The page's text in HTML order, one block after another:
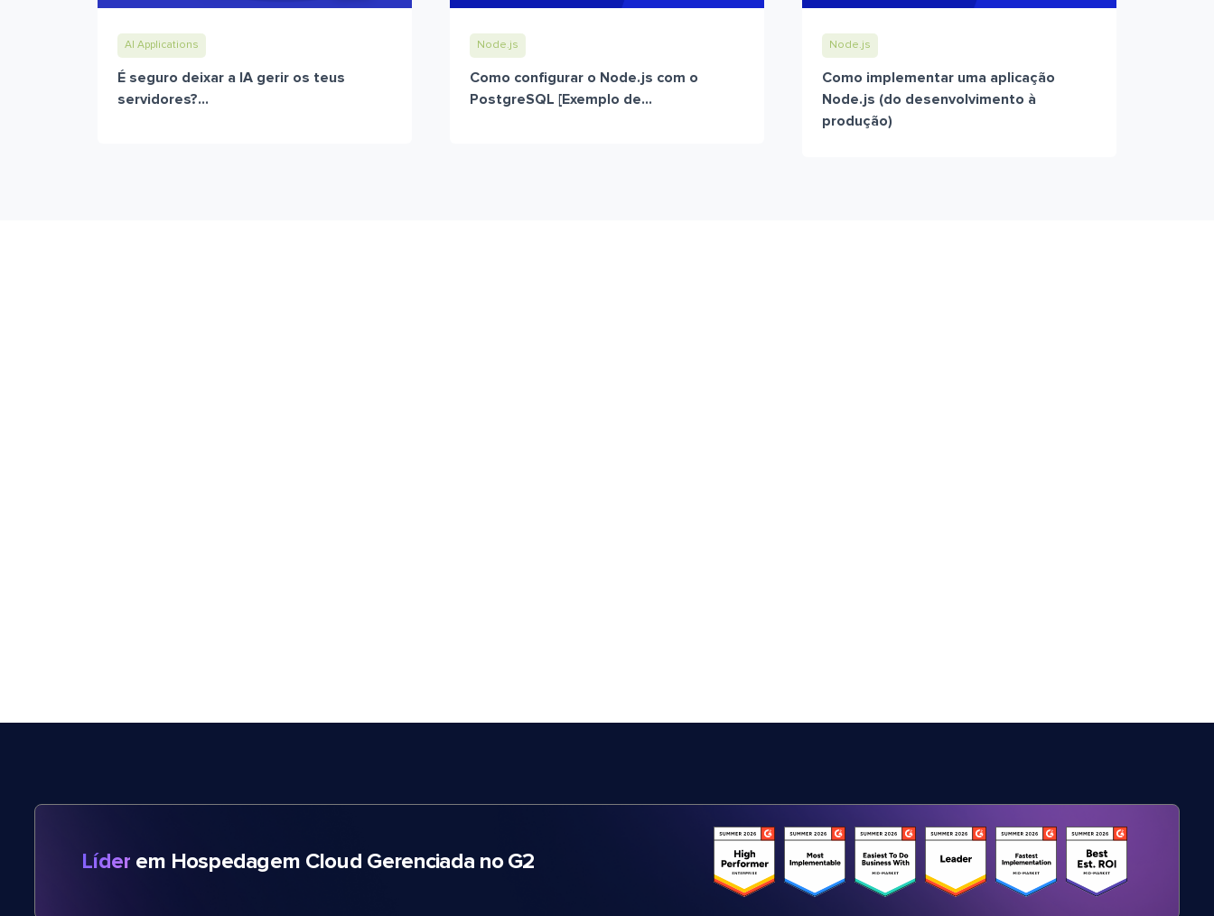
AI Applications
É seguro deixar a IA gerir os teus
servidores?...
Node.js
Como configurar o Node.js com o
PostgreSQL [Exemplo de...
Node.js
Como implementar uma aplicação
Node.js (do desenvolvimento à
produção)
Líder em Hospedagem Cloud Gerenciada no G2